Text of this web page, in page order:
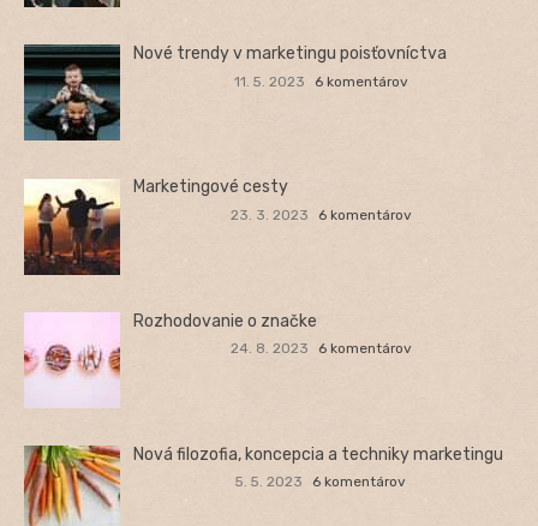
Nové trendy v marketingu poisťovníctva
11. 5. 2023 6 komentárov
Marketingové cesty
23. 3. 2023 6 komentárov
Rozhodovanie o značke
24. 8. 2023 6 komentárov
Nová filozofia, koncepcia a techniky marketingu
5. 5. 2023 6 komentárov